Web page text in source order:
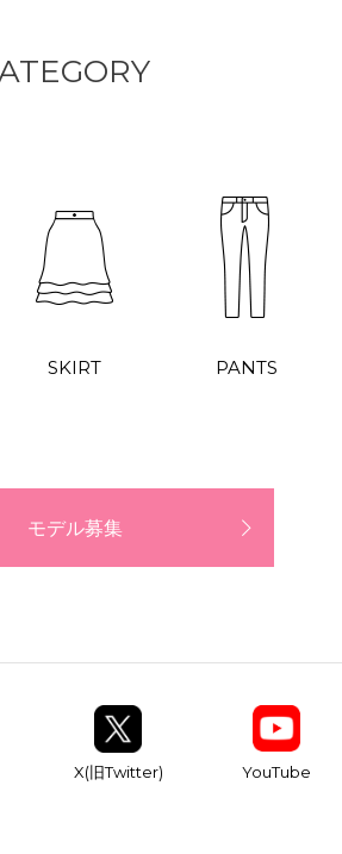
SKIRT PANTS
モデル募集
X(旧Twitter) YouTube